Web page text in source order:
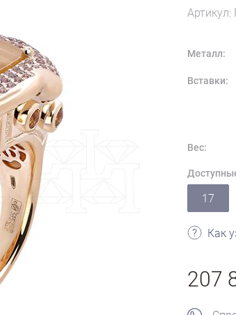
Артикул:
Металл:
Вставки:
Вес:
17
Как
207